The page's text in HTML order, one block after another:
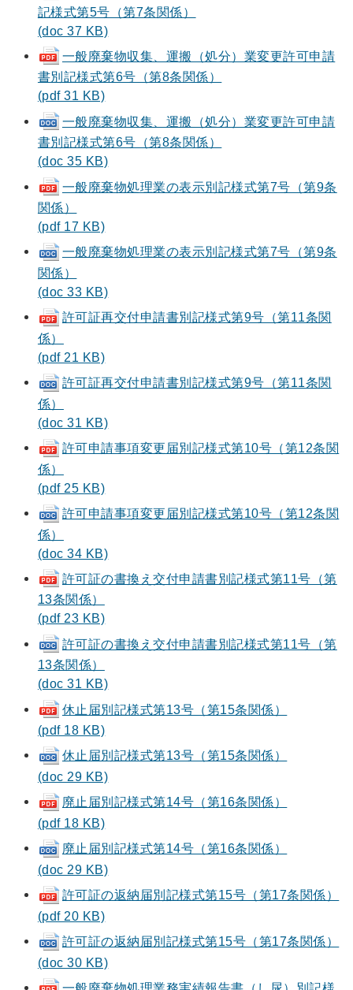
記様式第5号（第7条関係）
(doc 37 KB)
一般廃棄物収集、運搬（処分）業変更許可申請
書別記様式第6号（第8条関係）
(pdf 31 KB)
一般廃棄物収集、運搬（処分）業変更許可申請
書別記様式第6号（第8条関係）
(doc 35 KB)
一般廃棄物処理業の表示別記様式第7号（第9条
関係）
(pdf 17 KB)
一般廃棄物処理業の表示別記様式第7号（第9条
関係）
(doc 33 KB)
許可証再交付申請書別記様式第9号（第11条関
係）
(pdf 21 KB)
許可証再交付申請書別記様式第9号（第11条関
係）
(doc 31 KB)
許可申請事項変更届別記様式第10号（第12条関
係）
(pdf 25 KB)
許可申請事項変更届別記様式第10号（第12条関
係）
(doc 34 KB)
許可証の書換え交付申請書別記様式第11号（第
13条関係）
(pdf 23 KB)
許可証の書換え交付申請書別記様式第11号（第
13条関係）
(doc 31 KB)
休止届別記様式第13号（第15条関係）
(pdf 18 KB)
休止届別記様式第13号（第15条関係）
(doc 29 KB)
廃止届別記様式第14号（第16条関係）
(pdf 18 KB)
廃止届別記様式第14号（第16条関係）
(doc 29 KB)
許可証の返納届別記様式第15号（第17条関係）
(pdf 20 KB)
許可証の返納届別記様式第15号（第17条関係）
(doc 30 KB)